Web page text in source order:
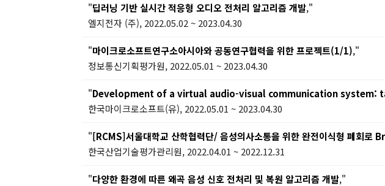
"딥러닝 기반 실시간 적응형 오디오 전처리 알고리즘 개발,"
엘지전자 (주), 2022.05.02 ~ 2023.04.30
"마이크로소프트연구소아시아와 공동연구협력을 위한 프로젝트(1/1),"
정보통신기획평가원, 2022.05.01 ~ 2023.04.30
"Development of a virtual audio-visual communication system:
한국마이크로소프트(유), 2022.05.01 ~ 2023.04.30
"[RCMS]서울대학교 산학협력단/ 음성의사소통을 위한 완전이식형 폐회
한국산업기술평가관리원, 2022.04.01 ~ 2022.12.31
"다양한 환경에 따른 왜곡 음성 신호 전처리 및 복원 알고리즘 개발,"